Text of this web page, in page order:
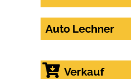
Auto Lechner
Verkauf